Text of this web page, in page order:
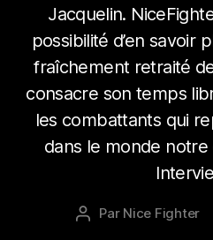
Jacquelin.
possibilité d’en savoir
fraîchement retraité
consacre son temps
les combattants qui
dans le monde
Auteur
Par Nice Fighter